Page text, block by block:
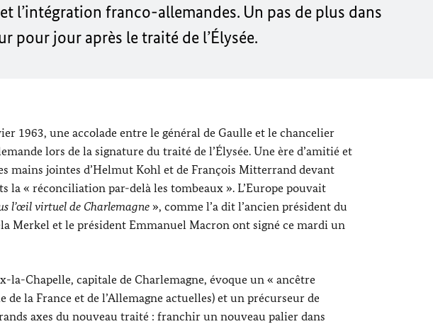
l’intégration franco-allemandes. Un pas de plus dans
pour jour après le traité de l’Élysée.
1963, une accolade entre le général de Gaulle et le chancelier
lors de la signature du traité de l’Élysée. Une ère d’amitié et
mains jointes d’Helmut Kohl et de François Mitterrand devant
la « réconciliation par-delà les tombeaux ». L’Europe pouvait
l’œil virtuel de Charlemagne », comme l’a dit l’ancien président du
Merkel et le président Emmanuel Macron ont signé ce mardi un
la-Chapelle, capitale de Charlemagne, évoque un « ancêtre
la France et de l’Allemagne actuelles) et un précurseur de
axes du nouveau traité : franchir un nouveau palier dans